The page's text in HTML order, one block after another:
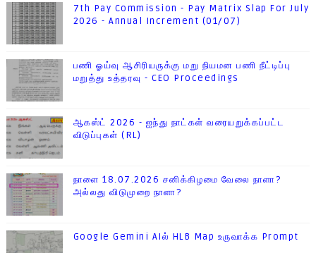
7th Pay Commission - Pay Matrix Slap For July
2026 - Annual Increment (01/07)
பணி ஓய்வு ஆசிரியருக்கு மறு நியமன பணி நீட்டிப்பு
மறுத்து உத்தரவு - CEO Proceedings
ஆகஸ்ட் 2026 - ஐந்து நாட்கள் வரையறுக்கப்பட்ட
விடுப்புகள் (RL)
நாளை 18.07.2026 சனிக்கிழமை வேலை நாளா?
அல்லது விடுமுறை நாளா?
Google Gemini AIல் HLB Map உருவாக்க Prompt